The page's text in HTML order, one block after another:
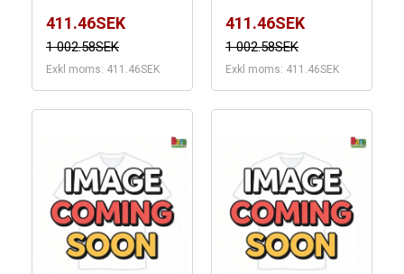
411.46SEK
1 002.58SEK
Exkl moms: 411.46SEK
411.46SEK
1 002.58SEK
Exkl moms: 411.46SEK